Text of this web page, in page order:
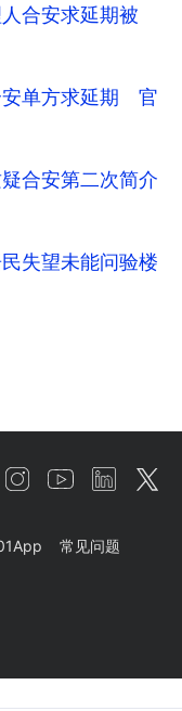
合安求延期被
单方求延期 官
合安第二次简介
失望未能问验楼
常见问题